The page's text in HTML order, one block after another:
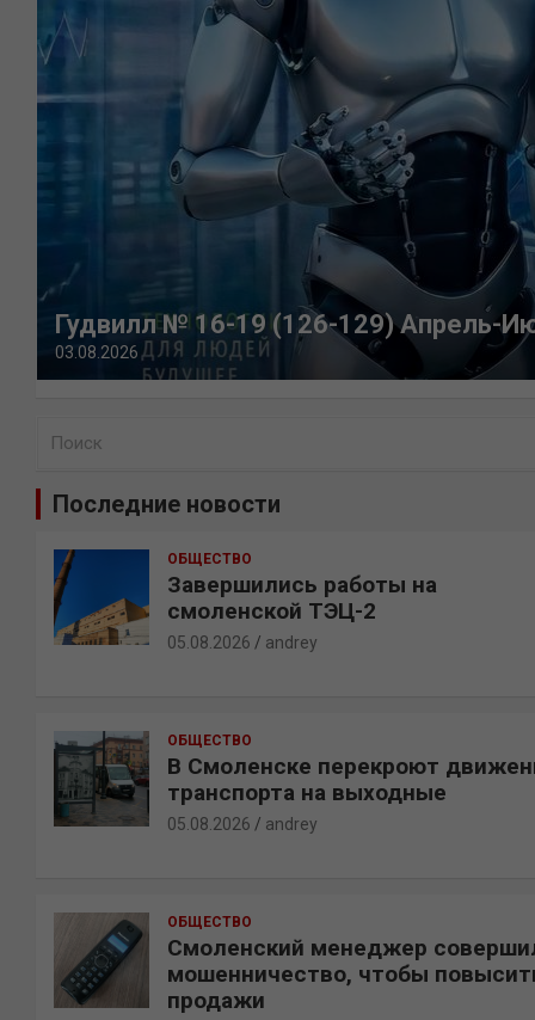
Гудвилл № 16-19 (126-129) Апрель-
03.08.2026
Последние новости
ОБЩЕСТВО
Завершились работы на
смоленской ТЭЦ-2
05.08.2026 andrey
ОБЩЕСТВО
В Смоленске перекроют
транспорта на выходные
05.08.2026 andrey
ОБЩЕСТВО
Смоленский менеджер
мошенничество, чтобы
продажи